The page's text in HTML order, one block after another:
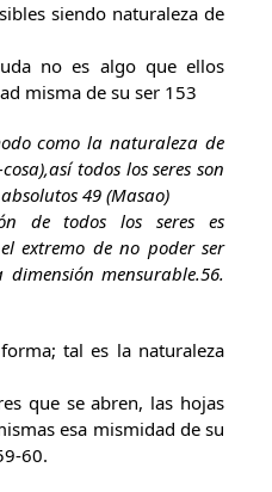
siendo naturaleza de
no es algo que ellos
misma de su ser 153
como la naturaleza de
todos los seres son
49 (Masao)
de todos los seres es
extremo de no poder ser
mensurable.56.
tal es la naturaleza
que se abren, las hojas
esa mismidad de su
60.